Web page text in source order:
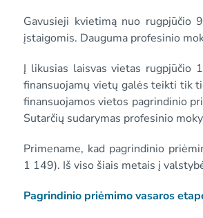
Gavusieji kvietimą nuo
įstaigomis. Dauguma profesinio
Į likusias laisvas vietas rugpjūčio
finansuojamų vietų galės teikti tik
finansuojamos vietos pagrindinio
Sutarčių sudarymas profesinio
Primename, kad pagrindinio
1 149). Iš viso šiais metais į
Pagrindinio priėmimo vasaros